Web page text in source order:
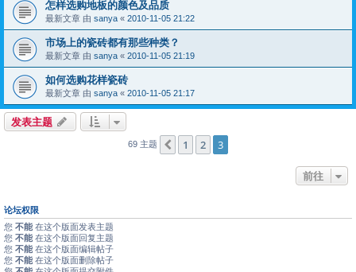
怎样选购地板的颜色及品质
最新文章 由 sanya « 2010-11-05 21:22
市场上的瓷砖都有那些种类？
最新文章 由 sanya « 2010-11-05 21:19
如何选购花样瓷砖
最新文章 由 sanya « 2010-11-05 21:17
发表主题
69 主题 上一页
1 2 3
前往
论坛权限
您 不能 在这个版面发表主题
您 不能 在这个版面回复主题
您 不能 在这个版面编辑帖子
您 不能 在这个版面删除帖子